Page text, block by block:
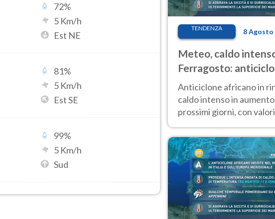
72%
5 Km/h
Est NE
81%
5 Km/h
Est SE
99%
5 Km/h
Sud
TENDENZA 8 Agosto
Meteo, caldo
Ferragosto:
africano ancora
protagonista
Anticiclone africano in
caldo intenso in
prossimi giorni, con
d’Italia